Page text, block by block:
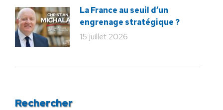
La France au seuil d’un
engrenage stratégique ?
15 juillet 2026
Rechercher